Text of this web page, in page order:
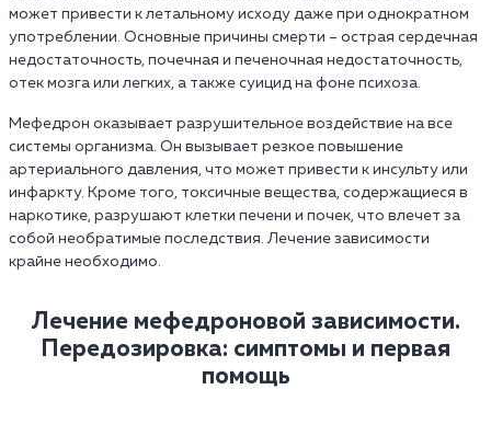
может привести к летальному исходу даже при однократном
употреблении. Основные причины смерти – острая сердечная
недостаточность, почечная и печеночная недостаточность,
отек мозга или легких, а также суицид на фоне психоза.
Мефедрон оказывает разрушительное воздействие на все
системы организма. Он вызывает резкое повышение
артериального давления, что может привести к инсульту или
инфаркту. Кроме того, токсичные вещества, содержащиеся в
наркотике, разрушают клетки печени и почек, что влечет за
собой необратимые последствия. Лечение зависимости
крайне необходимо.
Лечение мефедроновой зависимости.
Передозировка: симптомы и первая
помощь